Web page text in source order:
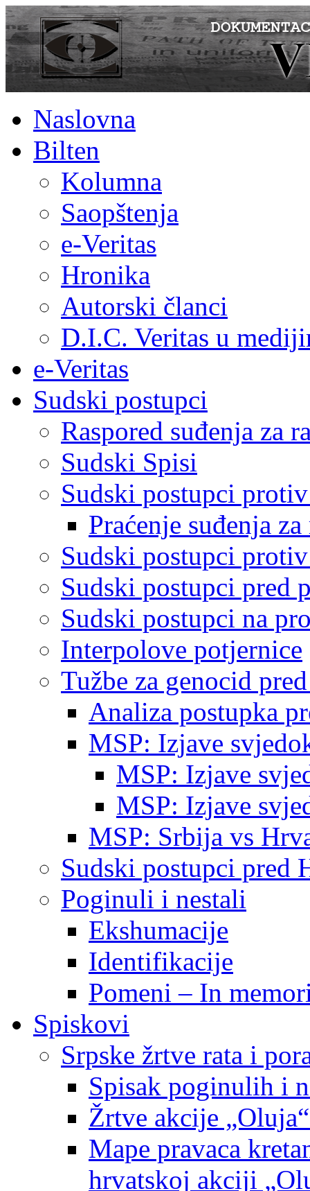
Naslovna
Bilten
Kolumna
Saopštenja
e-Veritas
Hronika
Autorski članci
D.I.C. Veritas u
e-Veritas
Sudski postupci
Raspored suđenja za
Sudski Spisi
Sudski postupci
Praćenje suđenja
Sudski postupci
Sudski postupci pred
Sudski postupci na
Interpolove potjernice
Tužbe za genocid
Analiza postupka
MSP: Izjave
MSP: Izjave
MSP: Izjave
MSP: Srbija vs
Sudski postupci pred
Poginuli i nestali
Ekshumacije
Identifikacije
Pomeni – In
Spiskovi
Srpske žrtve rata i
Spisak poginulih i
Žrtve akcije
Mape pravaca
hrvatskoj akciji